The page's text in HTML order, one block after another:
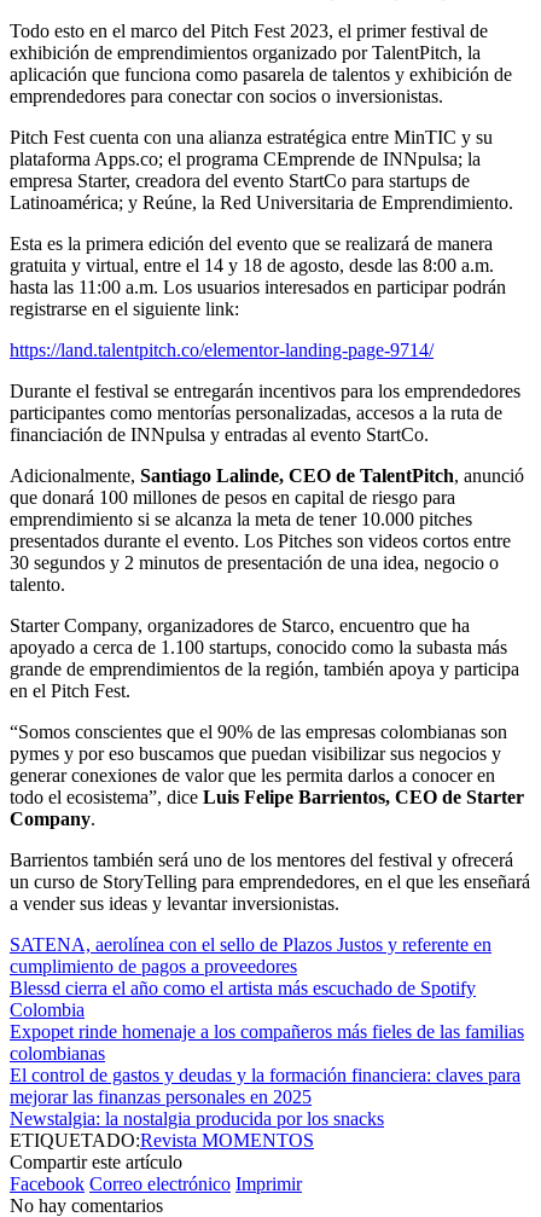
Todo esto en el marco del Pitch Fest 2023, el primer festival de
exhibición de emprendimientos organizado por TalentPitch, la
aplicación que funciona como pasarela de talentos y exhibición de
emprendedores para conectar con socios o inversionistas.
Pitch Fest cuenta con una alianza estratégica entre MinTIC y su
plataforma Apps.co; el programa CEmprende de INNpulsa; la
empresa Starter, creadora del evento StartCo para startups de
Latinoamérica; y Reúne, la Red Universitaria de Emprendimiento.
Esta es la primera edición del evento que se realizará de manera
gratuita y virtual, entre el 14 y 18 de agosto, desde las 8:00 a.m.
hasta las 11:00 a.m. Los usuarios interesados en participar podrán
registrarse en el siguiente link:
https://land.talentpitch.co/elementor-landing-page-9714/
Durante el festival se entregarán incentivos para los emprendedores
participantes como mentorías personalizadas, accesos a la ruta de
financiación de INNpulsa y entradas al evento StartCo.
Adicionalmente, Santiago Lalinde, CEO de TalentPitch, anunció
que donará 100 millones de pesos en capital de riesgo para
emprendimiento si se alcanza la meta de tener 10.000 pitches
presentados durante el evento. Los Pitches son videos cortos entre
30 segundos y 2 minutos de presentación de una idea, negocio o
talento.
Starter Company, organizadores de Starco, encuentro que ha
apoyado a cerca de 1.100 startups, conocido como la subasta más
grande de emprendimientos de la región, también apoya y participa
en el Pitch Fest.
“Somos conscientes que el 90% de las empresas colombianas son
pymes y por eso buscamos que puedan visibilizar sus negocios y
generar conexiones de valor que les permita darlos a conocer en
todo el ecosistema”, dice Luis Felipe Barrientos, CEO de Starter
Company.
Barrientos también será uno de los mentores del festival y ofrecerá
un curso de StoryTelling para emprendedores, en el que les enseñará
a vender sus ideas y levantar inversionistas.
SATENA, aerolínea con el sello de Plazos Justos y referente en
cumplimiento de pagos a proveedores
Blessd cierra el año como el artista más escuchado de Spotify
Colombia
Expopet rinde homenaje a los compañeros más fieles de las familias
colombianas
El control de gastos y deudas y la formación financiera: claves para
mejorar las finanzas personales en 2025
Newstalgia: la nostalgia producida por los snacks
ETIQUETADO:Revista MOMENTOS
Compartir este artículo
Facebook Correo electrónico Imprimir
No hay comentarios